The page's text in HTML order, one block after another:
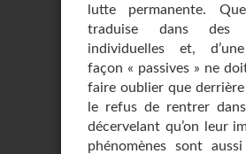
lutte permanente.
traduise dans des
individuelles et,
façon « passives » ne
faire oublier que
le refus de rentrer
décervelant qu’on leur
phénomènes sont